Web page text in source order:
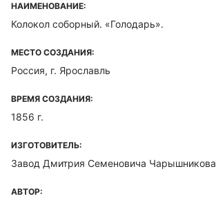
НАИМЕНОВАНИЕ:
Колокол соборный. «Голодарь».
МЕСТО СОЗДАНИЯ:
Россия, г. Ярославль
ВРЕМЯ СОЗДАНИЯ:
1856 г.
ИЗГОТОВИТЕЛЬ:
Завод Дмитрия Семеновича Чарышникова
АВТОР: